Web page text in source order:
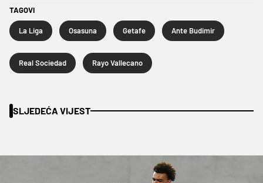
TAGOVI
La Liga Osasuna Getafe Ante Budimir
Real Sociedad Rayo Vallecano
SLJEDEĆA VIJEST